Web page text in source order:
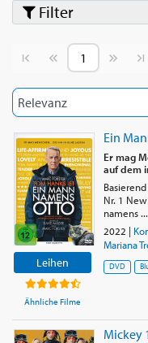
Vorherige Seite
Leihen
Ähnliche Filme
Ein
Er mag
auf dem
Nr. 1
namens ...
2022 |
Mariana
DVD
Mickey
Filter